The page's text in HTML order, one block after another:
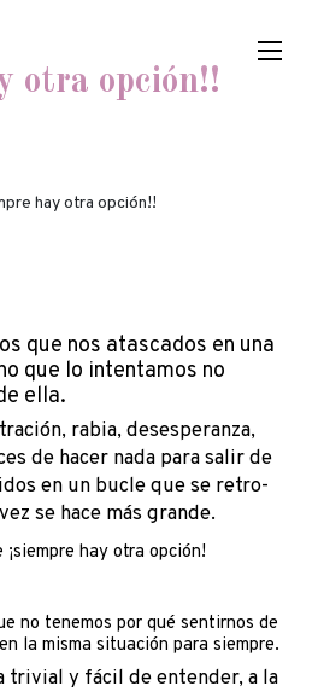
otra opción!!
que nos atascados en una
que lo intentamos no
ella.
rabia, desesperanza,
de hacer nada para salir de
en un bucle que se retro-
se hace más grande.
hay otra opción!
no tenemos por qué sentirnos de
la misma situación para siempre.
trivial y fácil de entender, a la